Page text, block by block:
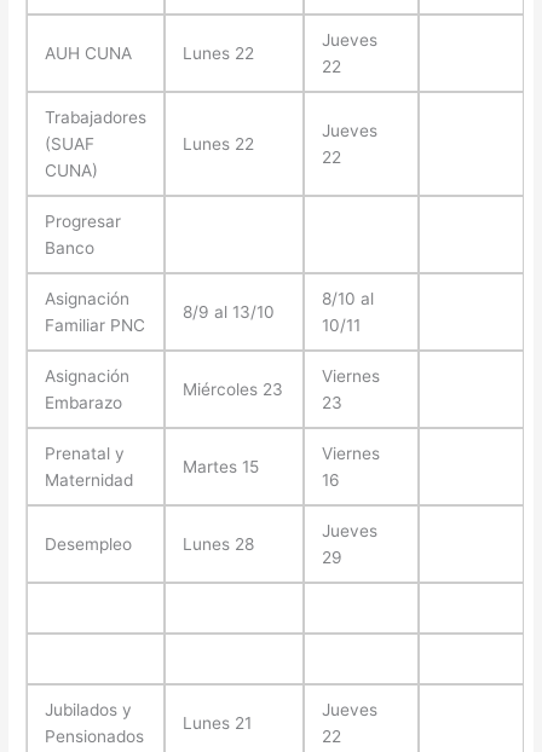
AUH CUNA Lunes 22
Jueves
22
Trabajadores
(SUAF
CUNA)
Lunes 22
Jueves
22
Progresar
Banco
Asignación
Familiar PNC
8/9 al 13/10
8/10 al
10/11
Asignación
Embarazo
Miércoles 23
Viernes
23
Prenatal y
Maternidad
Martes 15
Viernes
16
Desempleo Lunes 28
Jueves
29
Jubilados y
Pensionados
Lunes 21
Jueves
22